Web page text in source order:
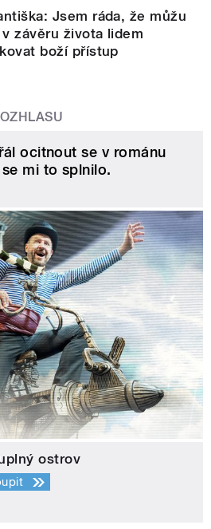
Jsem ráda, že můžu
závěru života lidem
boží přístup
ocitnout se v románu
mi to splnilo.
ostrov